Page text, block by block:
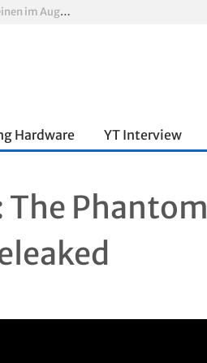
Xbox Game Pass: Diese neuen Spiele erscheinen im August 2026
in Folge
den Wolken
Hardware YT Interview
The Phantom